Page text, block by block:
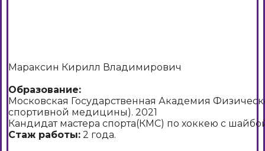
Мараксин Кирилл Владимирович
Образование:
Московская Государственная Академия
спортивной медицины). 2021
Кандидат мастера спорта(КМС) по хоккею с
Стаж работы: 2 года.